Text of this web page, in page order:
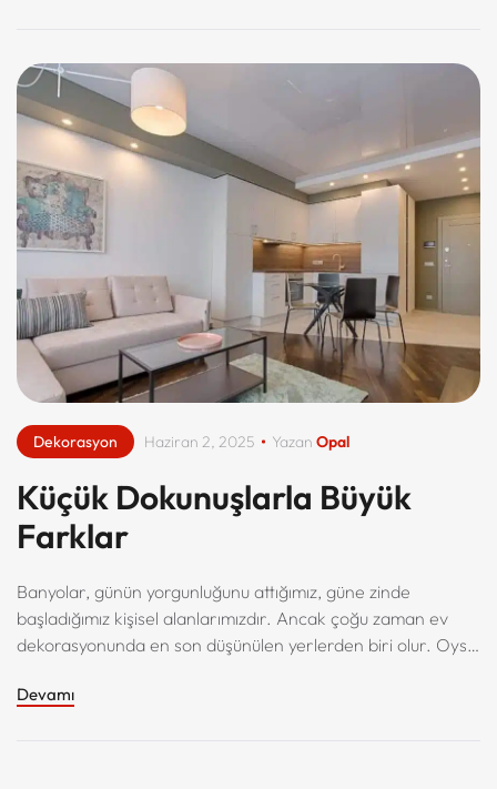
Dekorasyon Yazan Opal
Haziran 2, 2025
Küçük Dokunuşlarla Büyük
Farklar
Banyolar, günün yorgunluğunu attığımız, güne zinde
başladığımız kişisel alanlarımızdır. Ancak çoğu zaman ev
dekorasyonunda en son düşünülen yerlerden biri olur. Oysa
alanlar yaratmak mümkündür.
Devamı